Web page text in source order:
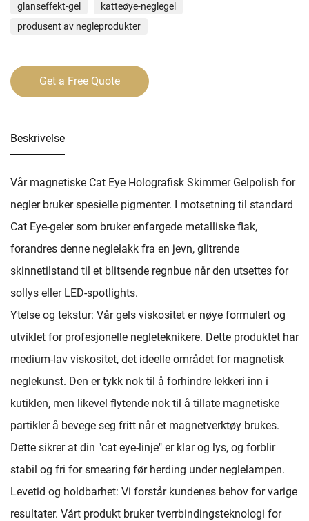
glanseffekt-gel
katteøye-neglegel
produsent av negleprodukter
Get a Free Quote
Beskrivelse
Vår magnetiske Cat Eye Holografisk Skimmer Gelpolish for
negler bruker spesielle pigmenter. I motsetning til standard
Cat Eye-geler som bruker enfargede metalliske flak,
forandres denne neglelakk fra en jevn, glitrende
skinnetilstand til et blitsende regnbue når den utsettes for
sollys eller LED-spotlights.
Ytelse og tekstur: Vår gels viskositet er nøye formulert og
utviklet for profesjonelle negleteknikere. Dette produktet har
medium-lav viskositet, det ideelle området for magnetisk
neglekunst. Den er tykk nok til å forhindre lekkeri inn i
kutiklen, men likevel flytende nok til å tillate magnetiske
partikler å bevege seg fritt når et magnetverktøy brukes.
Dette sikrer at din "cat eye-linje" er klar og lys, og forblir
stabil og fri for smearing før herding under neglelampen.
Levetid og holdbarhet: Vi forstår kundenes behov for varige
resultater. Vårt produkt bruker tverrbindingsteknologi for